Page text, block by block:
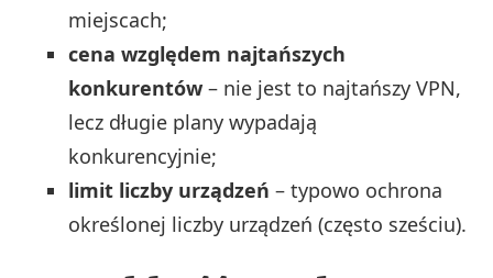
miejscach;
cena względem najtańszych
konkurentów – nie jest to najtańszy VPN,
lecz długie plany wypadają
konkurencyjnie;
limit liczby urządzeń – typowo ochrona
określonej liczby urządzeń (często sześciu).